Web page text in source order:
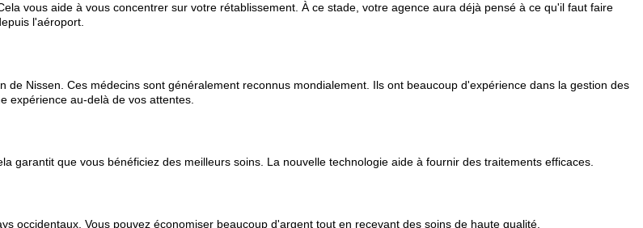
vous aide à vous concentrer sur votre rétablissement. À ce stade, votre agence aura déjà pensé à ce qu'il faut faire
l'aéroport.
Nissen. Ces médecins sont généralement reconnus mondialement. Ils ont beaucoup d'expérience dans la gestion des
expérience au-delà de vos attentes.
garantit que vous bénéficiez des meilleurs soins. La nouvelle technologie aide à fournir des traitements efficaces.
occidentaux. Vous pouvez économiser beaucoup d'argent tout en recevant des soins de haute qualité.